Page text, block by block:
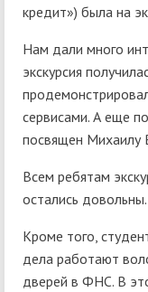
кредит») была на
Нам дали много
экскурсия
сервисами. А еще
посвящен Михаилу
Всем ребятам
остались довольны.
Кроме того,
дела работают
дверей в ФНС. В